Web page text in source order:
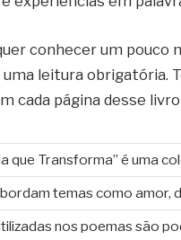
conhecer um pouco
uma leitura obrigatória.
cada página desse
que Transforma” é uma
temas como amor,
nos poemas são